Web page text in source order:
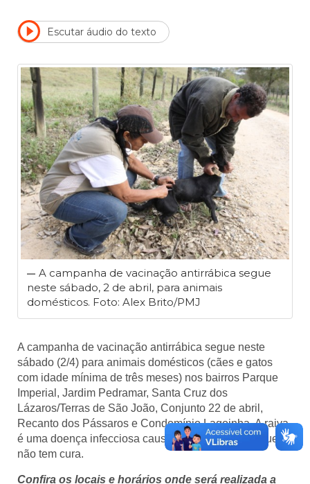
Escutar áudio do texto
A campanha de vacinação antirrábica segue
neste sábado, 2 de abril, para animais
domésticos. Foto: Alex Brito/PMJ
A campanha de vacinação antirrábica segue neste
sábado (2/4) para animais domésticos (cães e gatos
com idade mínima de três meses) nos bairros Parque
Imperial, Jardim Pedramar, Santa Cruz dos
Lázaros/Terras de São João, Conjunto 22 de abril,
Recanto dos Pássaros e Condomínio Lagoinha. A raiva
é uma doença infecciosa causada por um vírus e que
não tem cura.
Confira os locais e horários onde será realizada a